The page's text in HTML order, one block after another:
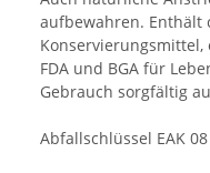
aufbewahren. Enthält
FDA und BGA für
Gebrauch sorgfältig
Abfallschlüssel EAK